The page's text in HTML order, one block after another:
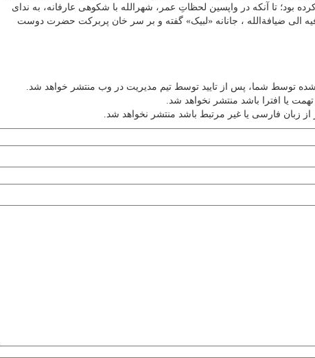
بود؛ تا آنکه در واپسین لحظاتِ عمر، شهرالله با شکوهی عارفانه، به ندای
ضیافةالله ، جانانه «لبیک» گفته و بر سر خان پربرکت حضرت دوست
شده توسط شما، پس از تایید توسط تیم مدیریت در وب منتشر خواهد شد.
یا افترا باشد منتشر نخواهد شد.
از زبان فارسی یا غیر مرتبط باشد منتشر نخواهد شد.